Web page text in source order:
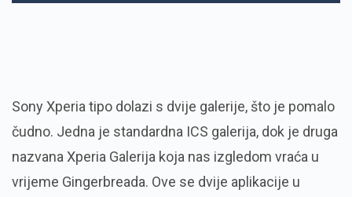
Sony Xperia tipo dolazi s dvije galerije, što je pomalo
čudno. Jedna je standardna ICS galerija, dok je druga
nazvana Xperia Galerija koja nas izgledom vraća u
vrijeme Gingerbreada. Ove se dvije aplikacije u